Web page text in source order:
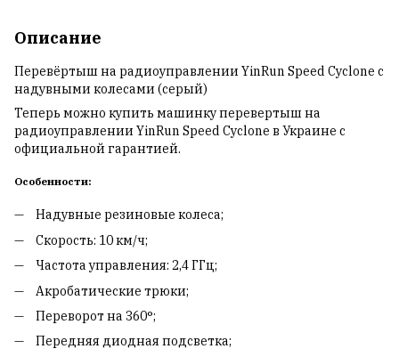
Описание
Перевёртыш на радиоуправлении YinRun Speed Cyclone с
надувными колесами (серый)
Теперь можно купить машинку перевертыш на
радиоуправлении YinRun Speed Cyclone в Украине с
официальной гарантией.
Особенности:
Надувные резиновые колеса;
Скорость: 10 км/ч;
Частота управления: 2,4 ГГц;
Акробатические трюки;
Переворот на 360°;
Передняя диодная подсветка;